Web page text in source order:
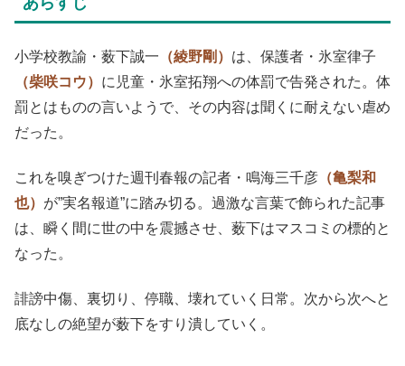
小学校教諭・薮下誠一 （綾野剛） は、保護者・氷室律子
（柴咲コウ） に児童・氷室拓翔への体罰で告発された。体
罰とはものの言いようで、その内容は聞くに耐えない虐め
だった。
これを嗅ぎつけた週刊春報の記者・鳴海三千彦 （亀梨和
也） が”実名報道”に踏み切る。過激な言葉で飾られた記事
は、瞬く間に世の中を震撼させ、薮下はマスコミの標的と
なった。
誹謗中傷、裏切り、停職、壊れていく日常。次から次へと
底なしの絶望が薮下をすり潰していく。